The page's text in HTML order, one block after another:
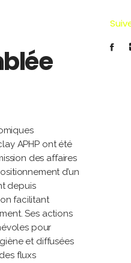
APHP ont été
des affaires
d’un
depuis
facilitant
Ses actions
pour
et diffusées
fluxs